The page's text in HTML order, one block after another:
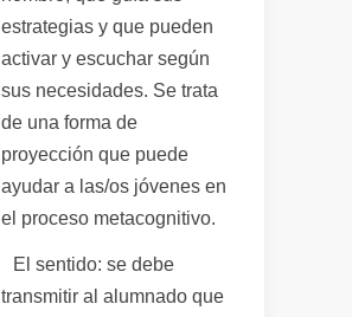
estrategias y que pueden
activar y escuchar según
sus necesidades. Se trata
de una forma de
proyección que puede
ayudar a las/os jóvenes en
el proceso metacognitivo.
El sentido: se debe
transmitir al alumnado que